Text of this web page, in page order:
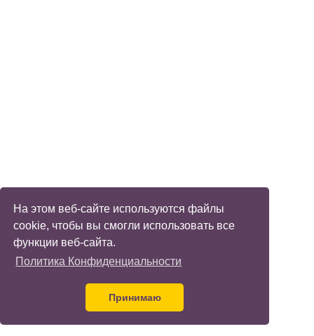
На этом веб-сайте используются файлы
cookie, чтобы вы смогли использовать все
функции веб-сайта.
Политика Конфиденциальности
Принимаю